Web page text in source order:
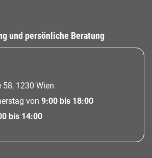
und persönliche Beratung
1230 Wien
von 9:00 bis 18:00
bis 14:00